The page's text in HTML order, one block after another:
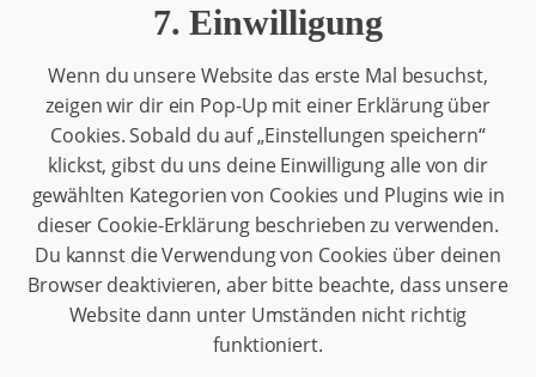
Consent
service
sonstiges
7. Einwilligung
Wenn du unsere Website das erste Mal besuchst,
zeigen wir dir ein Pop-Up mit einer Erklärung über
Cookies. Sobald du auf „Einstellungen speichern“
klickst, gibst du uns deine Einwilligung alle von dir
gewählten Kategorien von Cookies und Plugins wie in
dieser Cookie-Erklärung beschrieben zu verwenden.
Du kannst die Verwendung von Cookies über deinen
Browser deaktivieren, aber bitte beachte, dass unsere
Website dann unter Umständen nicht richtig
funktioniert.